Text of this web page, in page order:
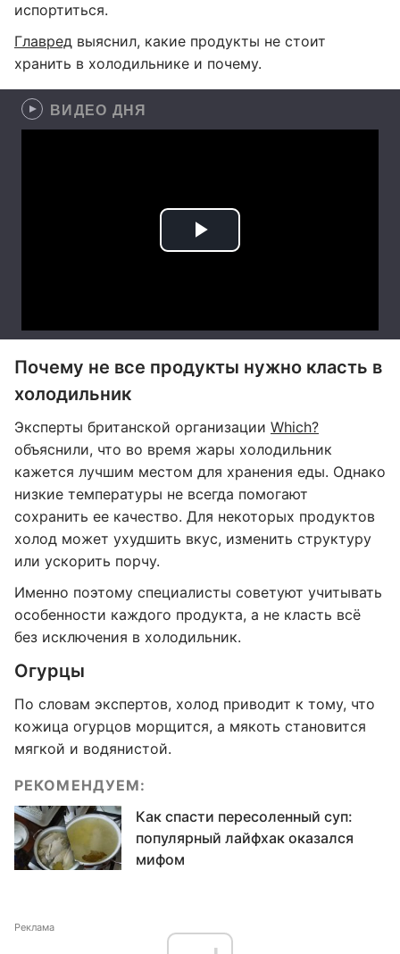
испортиться.
Главред выяснил, какие продукты не стоит
хранить в холодильнике и почему.
ВИДЕО ДНЯ
Почему не все продукты нужно класть в
холодильник
Эксперты британской организации Which?
объяснили, что во время жары холодильник
кажется лучшим местом для хранения еды. Однако
низкие температуры не всегда помогают
сохранить ее качество. Для некоторых продуктов
холод может ухудшить вкус, изменить структуру
или ускорить порчу.
Именно поэтому специалисты советуют учитывать
особенности каждого продукта, а не класть всё
без исключения в холодильник.
Огурцы
По словам экспертов, холод приводит к тому, что
кожица огурцов морщится, а мякоть становится
мягкой и водянистой.
РЕКОМЕНДУЕМ:
Как спасти пересоленный суп:
популярный лайфхак оказался
мифом
Реклама